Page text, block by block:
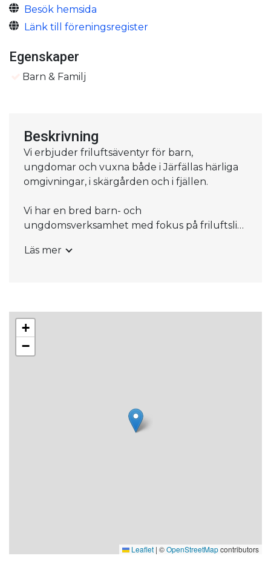
Besök hemsida
Länk till föreningsregister
Egenskaper
Barn & Familj
Beskrivning
Vi erbjuder friluftsäventyr för barn,
ungdomar och vuxna både i Järfällas härliga
omgivningar, i skärgården och i fjällen.
Vi har en bred barn- och
ungdomsverksamhet med fokus på friluftsliv
och paddling). För vuxna arrangerar vi
för både barn och vuxna.
höstens höjdpunkter och på helgerna håller
Läs mer
+
−
Leaflet | ©OpenStreetMapcontributors